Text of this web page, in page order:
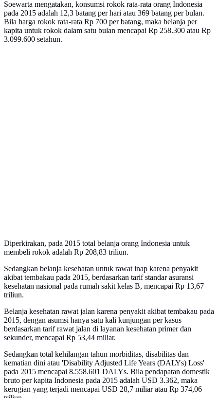
Soewarta mengatakan, konsumsi rokok rata-rata orang Indonesia
pada 2015 adalah 12,3 batang per hari atau 369 batang per bulan.
Bila harga rokok rata-rata Rp 700 per batang, maka belanja per
kapita untuk rokok dalam satu bulan mencapai Rp 258.300 atau Rp
3.099.600 setahun.
Diperkirakan, pada 2015 total belanja orang Indonesia untuk
membeli rokok adalah Rp 208,83 triliun.
Sedangkan belanja kesehatan untuk rawat inap karena penyakit
akibat tembakau pada 2015, berdasarkan tarif standar asuransi
kesehatan nasional pada rumah sakit kelas B, mencapai Rp 13,67
triliun.
Belanja kesehatan rawat jalan karena penyakit akibat tembakau pada
2015, dengan asumsi hanya satu kali kunjungan per kasus
berdasarkan tarif rawat jalan di layanan kesehatan primer dan
sekunder, mencapai Rp 53,44 miliar.
Sedangkan total kehilangan tahun morbiditas, disabilitas dan
kematian dini atau 'Disability Adjusted Life Years (DALYs) Loss'
pada 2015 mencapai 8.558.601 DALYs. Bila pendapatan domestik
bruto per kapita Indonesia pada 2015 adalah USD 3.362, maka
kerugian yang terjadi mencapai USD 28,7 miliar atau Rp 374,06